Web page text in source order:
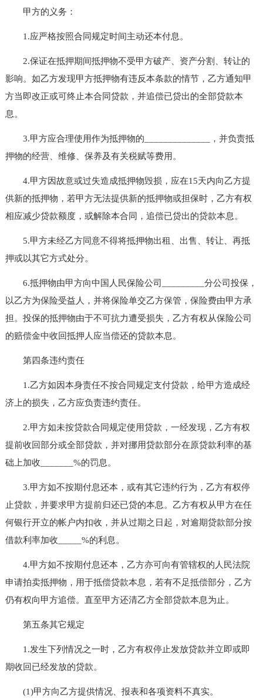
甲方的义务：
1.应严格按照合同规定时间主动还本付息。
2.保证在抵押期间抵押物不受甲方破产、资产分割、转让的
影响。如乙方发现甲方抵押物有违反本条款的情节，乙方通知甲
方当即改正或可终止本合同贷款，并追偿已贷出的全部贷款本
息。
3.甲方应合理使用作为抵押物的______________，并负责抵
押物的经营、维修、保养及有关税赋等费用。
4.甲方因故意或过失造成抵押物毁损，应在15天内向乙方提
供新的抵押物，若甲方无法提供新的抵押物或担保时，乙方有权
相应减少贷款额度，或解除本合同，追偿已贷出的贷款本息。
5.甲方未经乙方同意不得将抵押物出租、出售、转让、再抵
押或以其它方式处分。
6.抵押物由甲方向中国人民保险公司_________分公司投保，
以乙方为保险受益人，并将保险单交乙方保管，保险费由甲方承
担。投保的抵押物由于不可抗力遭受损失，乙方有权从保险公司
的赔偿金中收回抵押人应当偿还的贷款本息。
第四条违约责任
1.乙方如因本身责任不按合同规定支付贷款，给甲方造成经
济上的损失，乙方应负责违约责任。
2.甲方如未按贷款合同规定使用贷款，一经发现，乙方有权
提前收回部分或全部贷款，并对挪用贷款部分在原贷款利率的基
础上加收_______%的罚息。
3.甲方如不按期付息还本，或有其它违约行为，乙方有权停
止贷款，并要求甲方提前归还已贷的本息。乙方有权从甲方在任
何银行开立的帐户内扣收，并从过期之日起，对逾期贷款部分按
借款利率加收_____%的利息。
4.甲方如不按期付息还本，乙方亦可向有管辖权的人民法院
申请拍卖抵押物，用于抵偿贷款本息，若有不足抵偿部分，乙方
仍有权向甲方追偿。直至甲方还清乙方全部贷款本息为止。
第五条其它规定
1.发生下列情况之一时，乙方有权停止发放贷款并立即或即
期收回已经发放的贷款。
(1)甲方向乙方提供情况、报表和各项资料不真实。